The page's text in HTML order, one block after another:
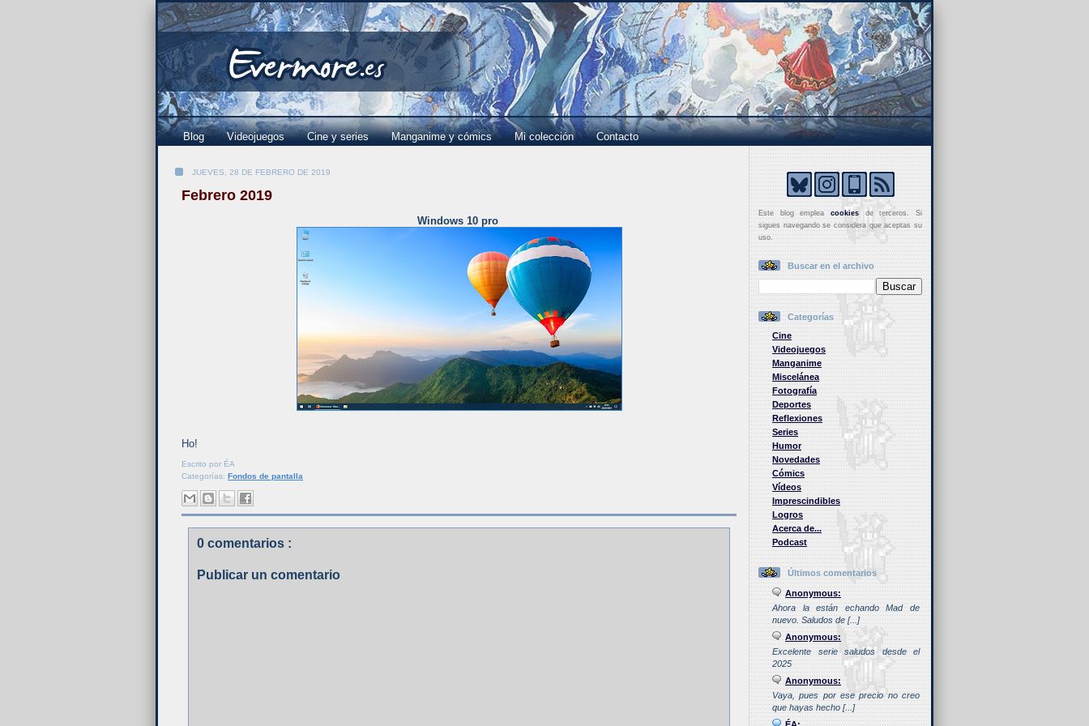
Blog Videojuegos Cine y series Manganime y cómics Mi colección Contacto
JUEVES, 28 DE FEBRERO DE 2019
Febrero 2019
Windows 10 pro
Ho!
Escrito por ÉA
Categorías: Fondos de pantalla
0 comentarios :
Publicar un comentario
Este blog empleacookies de terceros. Si
sigues navegando se considera que aceptas su
uso.
Buscar en el archivo
Categorías
Cine
Videojuegos
Manganime
Miscelánea
Fotografía
Deportes
Reflexiones
Series
Humor
Novedades
Cómics
Vídeos
Imprescindibles
Logros
Acerca de...
Podcast
Últimos comentarios
Anonymous:
Ahora la están echando Mad de
nuevo. Saludos de [...]
Anonymous:
Excelente serie saludos desde el
2025
Anonymous:
Vaya, pues por ese precio no creo
que hayas hecho [...]